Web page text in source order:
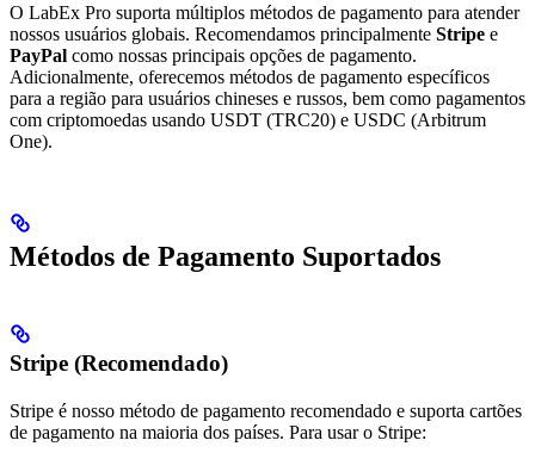
O LabEx Pro suporta múltiplos métodos de pagamento para atender
nossos usuários globais. Recomendamos principalmente Stripe e
PayPal como nossas principais opções de pagamento.
Adicionalmente, oferecemos métodos de pagamento específicos
para a região para usuários chineses e russos, bem como pagamentos
com criptomoedas usando USDT (TRC20) e USDC (Arbitrum
One).
Métodos de Pagamento Suportados
Stripe (Recomendado)
Stripe é nosso método de pagamento recomendado e suporta cartões
de pagamento na maioria dos países. Para usar o Stripe: